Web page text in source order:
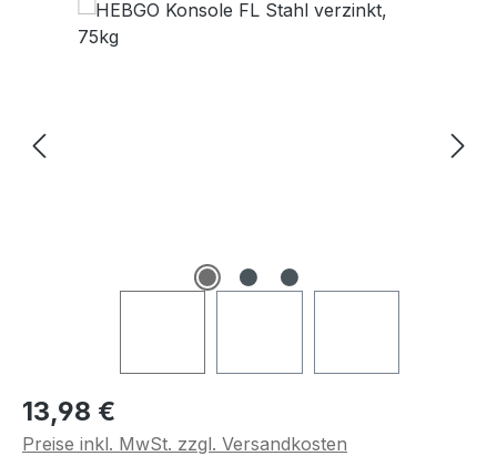
Regulärer Preis:
13,98 €
Preise inkl. MwSt. zzgl. Versandkosten